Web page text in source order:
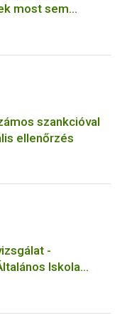
most sem
szankcióval
ellenőrzés
-
Iskola